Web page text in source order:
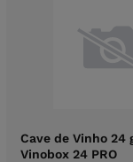
Cave de Vinho 24
Vinobox 24 PRO